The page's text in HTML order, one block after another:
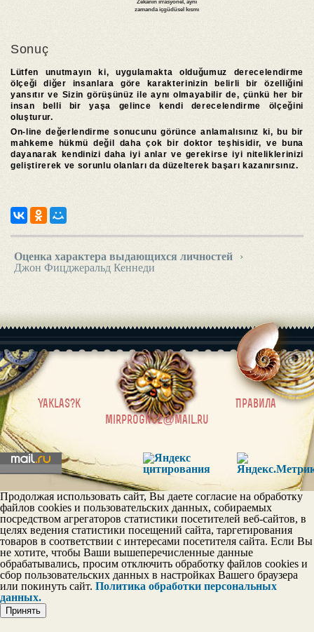
Sonuç
Lütfen unutmayın ki, uygulamakta olduğumuz derecelendirme
ölçeği diğer insanlara göre karakterinizin belirli bir özelliğini
yansıtır ve Sizin görüşünüz ile aynı olmayabilir de, çünkü her bir
insan belli bir yaşa gelince kendi derecelendirme ölçeğini
oluşturur.
On-line değerlendirme sonucunu görünce anlamalısınız ki, bu bir
mahkeme hükmü değil daha çok bir doktor teşhisidir, ve buna
dayanarak kendinizi daha iyi anlar ve gerekirse iyi niteliklerinizi
geliştirerek ve sorunlu olanları da düzelterek başarı kazanırsınız.
Оценка характера выдающихся личностей
›
Джон Фицджеральд Кеннеди
Yaklas?k |
Правила
mirprognoz@mail.ru
Продолжая использовать сайт, Вы даете согласие на обработку
файлов cookies и пользовательских данных, собираемых
посредством агрегаторов статистики посетителей веб-сайтов, в
целях ведения статистики посещений сайта, таргетирования
товаров в соответствии с интересами посетителя сайта. Если Вы
не хотите, чтобы Ваши вышеперечисленные данные
обрабатывались, просим отключить обработку файлов cookies и
сбор пользовательских данных в настройках Вашего браузера
или покинуть сайт. Политика обработки персональных
данных.
Принять